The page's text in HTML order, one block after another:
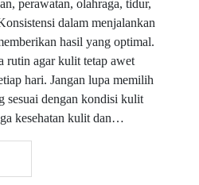
perawatan, olahraga, tidur,
dalam menjalankan
hasil yang optimal.
rutin agar kulit tetap awet
hari. Jangan lupa memilih
sesuai dengan kondisi kulit
kesehatan kulit dan…